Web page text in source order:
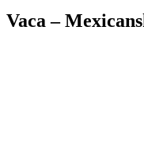
Vaca –